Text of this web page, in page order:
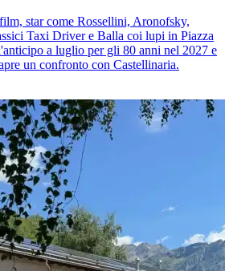
star come Rossellini, Aronofsky,
Taxi Driver e Balla coi lupi in Piazza
a luglio per gli 80 anni nel 2027 e
un confronto con Castellinaria.